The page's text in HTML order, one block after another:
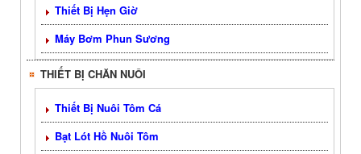
Thiết Bị Hẹn Giờ
Máy Bơm Phun Sương
THIẾT BỊ CHĂN NUÔI
Thiết Bị Nuôi Tôm Cá
Bạt Lót Hồ Nuôi Tôm